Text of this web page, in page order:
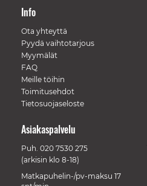
Info
Ota yhteyttä
Pyydä vaihtotarjous
Myymälät
FAQ
Meille töihin
Toimitusehdot
Tietosuojaseloste
Asiakaspalvelu
Puh. 020 7530 275
(arkisin klo 8-18)
Matkapuhelin-/pv-maksu 17